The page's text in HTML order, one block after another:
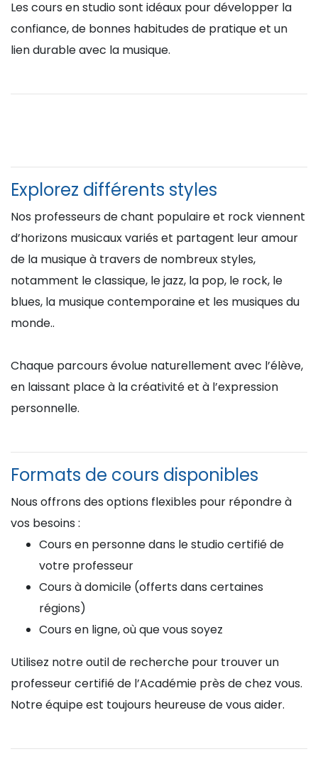
Les cours en studio sont idéaux pour développer la
confiance, de bonnes habitudes de pratique et un
lien durable avec la musique.
Explorez différents styles
Nos professeurs de chant populaire et rock viennent
d’horizons musicaux variés et partagent leur amour
de la musique à travers de nombreux styles,
notamment le classique, le jazz, la pop, le rock, le
blues, la musique contemporaine et les musiques du
monde..
Chaque parcours évolue naturellement avec l’élève,
en laissant place à la créativité et à l’expression
personnelle.
Formats de cours disponibles
Nous offrons des options flexibles pour répondre à
vos besoins :
Cours en personne dans le studio certifié de
votre professeur
Cours à domicile (offerts dans certaines
régions)
Cours en ligne, où que vous soyez
Utilisez notre outil de recherche pour trouver un
professeur certifié de l’Académie près de chez vous.
Notre équipe est toujours heureuse de vous aider.